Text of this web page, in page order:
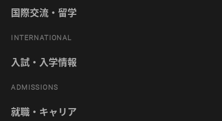
国際交流・留学
INTERNATIONAL
入試・入学情報
ADMISSIONS
就職・キャリア